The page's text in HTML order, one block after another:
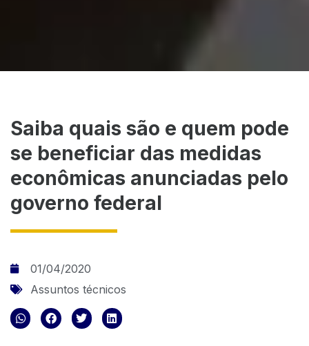
Saiba quais são e quem pode
se beneficiar das medidas
econômicas anunciadas pelo
governo federal
01/04/2020
Assuntos técnicos